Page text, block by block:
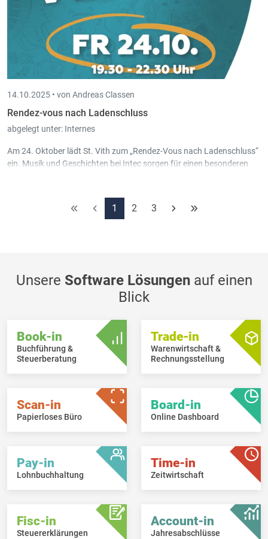
14.10.2025 • von Andreas Classen
Rendez-vous nach Ladenschluss
abgelegt unter: Internes
Am 24. Oktober lädt St. Vith zum „Rendez-Vous nach Ladenschluss“
ein. Musik und Geschichten bei Intec sorgen für einen besonderen
1 2 3
Unsere Software Lösungenauf einen
Blick
Book-in
Buchführung &
Steuerberatung
Trade-in
Warenwirtschaft &
Rechnungsstellung
Scan-in
Papierloses Büro
Board-in
Online Dashboard
Pay-in
Lohnbuchhaltung
Time-in
Zeitwirtschaft
Fisc-in
Steuererklärungen
Account-in
Jahresabschlüsse